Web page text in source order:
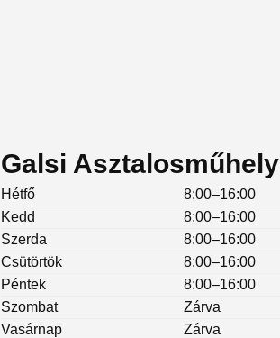
Galsi
Hétfő
8:00–16:00
Kedd
8:00–16:00
Szerda
8:00–16:00
Csütörtök
8:00–16:00
Péntek
8:00–16:00
Szombat
Zárva
Vasárnap
Zárva